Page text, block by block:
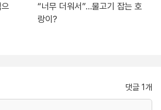
“너무 더워서”…물고기 잡는 호
랑이?
댓글 1개